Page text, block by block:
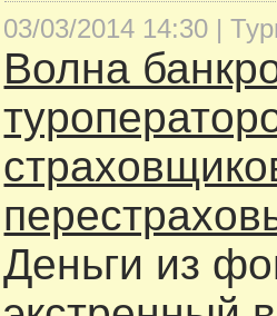
03/03/2014 14:30 |
Волна
Деньги из